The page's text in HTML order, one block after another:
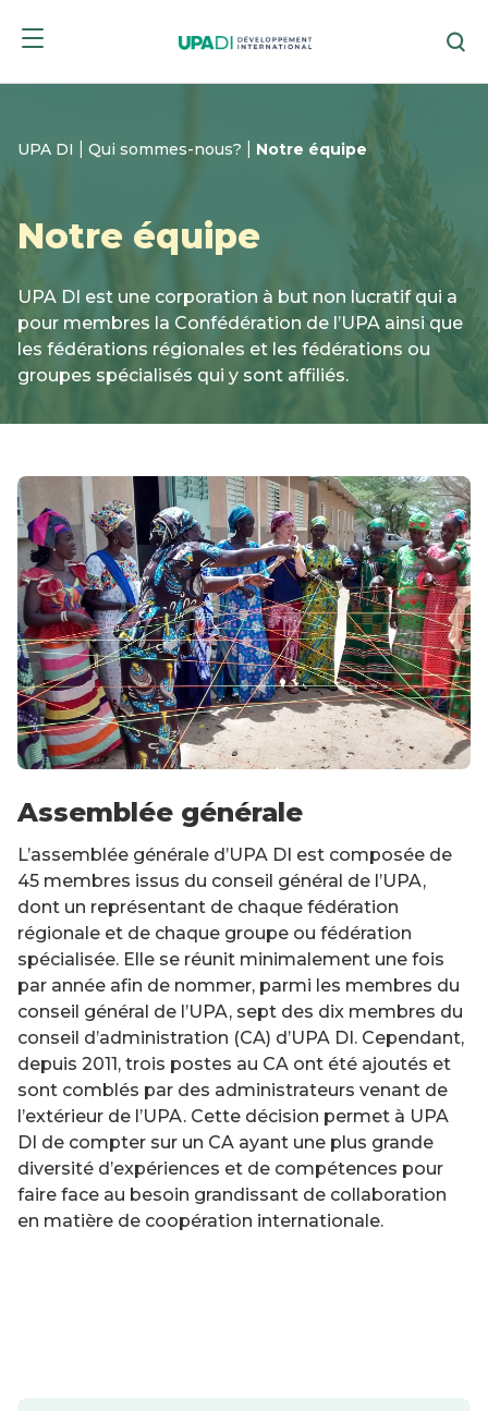
to
to
UPA DI Qui sommes-nous? Notre équipe
Notre équipe
UPA DI est une corporation à but non lucratif qui a
pour membres la Confédération de l’UPA ainsi que
les fédérations régionales et les fédérations ou
groupes spécialisés qui y sont affiliés.
Assemblée générale
L’assemblée générale d’UPA DI est composée de
45 membres issus du conseil général de l’UPA,
dont un représentant de chaque fédération
régionale et de chaque groupe ou fédération
spécialisée. Elle se réunit minimalement une fois
par année afin de nommer, parmi les membres du
conseil général de l’UPA, sept des dix membres du
conseil d’administration (CA) d’UPA DI. Cependant,
depuis 2011, trois postes au CA ont été ajoutés et
sont comblés par des administrateurs venant de
l’extérieur de l’UPA. Cette décision permet à UPA
DI de compter sur un CA ayant une plus grande
diversité d’expériences et de compétences pour
faire face au besoin grandissant de collaboration
en matière de coopération internationale.